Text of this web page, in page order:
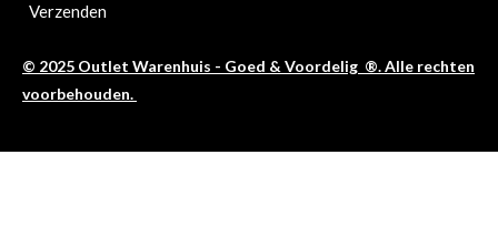
Verzenden
© 2025 Outlet Warenhuis - Goed & Voordelig ®. Alle rechten
voorbehouden.